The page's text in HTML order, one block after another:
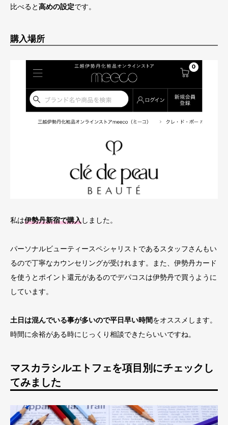
比べると高めの設定です。
購入場所
私は伊勢丹新宿で購入しました。
パーソナルビューティースペシャリストであるスタッフさんもい
るので丁寧なカウンセリングが受けれます。また、伊勢丹カード
を使うとポイント還元があるのでデパコスは伊勢丹で買うように
しています。
土日は混んでいる事が多いので平日早い時間をオススメします。
時間に余裕がある時にじっくり相談できたらいいですね。
マスカラシルエトフェを項目別にチェックし
てみました